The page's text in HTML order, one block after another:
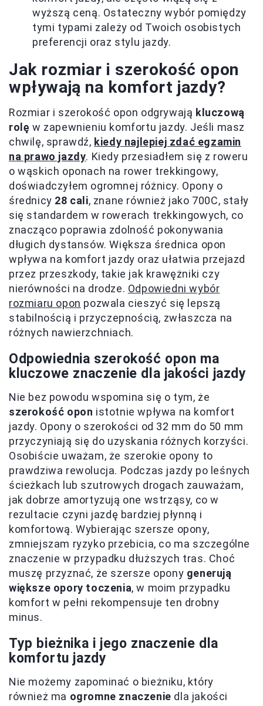
wyższą ceną. Ostateczny wybór pomiędzy
tymi typami zależy od Twoich osobistych
preferencji oraz stylu jazdy.
Jak rozmiar i szerokość opon
wpływają na komfort jazdy?
Rozmiar i szerokość opon odgrywają kluczową
rolę w zapewnieniu komfortu jazdy. Jeśli masz
chwilę, sprawdź, kiedy najlepiej zdać egzamin
na prawo jazdy. Kiedy przesiadłem się z roweru
o wąskich oponach na rower trekkingowy,
doświadczyłem ogromnej różnicy. Opony o
średnicy 28 cali, znane również jako 700C, stały
się standardem w rowerach trekkingowych, co
znacząco poprawia zdolność pokonywania
długich dystansów. Większa średnica opon
wpływa na komfort jazdy oraz ułatwia przejazd
przez przeszkody, takie jak krawężniki czy
nierówności na drodze. Odpowiedni wybór
rozmiaru opon pozwala cieszyć się lepszą
stabilnością i przyczepnością, zwłaszcza na
różnych nawierzchniach.
Odpowiednia szerokość opon ma
kluczowe znaczenie dla jakości jazdy
Nie bez powodu wspomina się o tym, że
szerokość opon istotnie wpływa na komfort
jazdy. Opony o szerokości od 32 mm do 50 mm
przyczyniają się do uzyskania różnych korzyści.
Osobiście uważam, że szerokie opony to
prawdziwa rewolucja. Podczas jazdy po leśnych
ścieżkach lub szutrowych drogach zauważam,
jak dobrze amortyzują one wstrząsy, co w
rezultacie czyni jazdę bardziej płynną i
komfortową. Wybierając szersze opony,
zmniejszam ryzyko przebicia, co ma szczególne
znaczenie w przypadku dłuższych tras. Choć
muszę przyznać, że szersze opony generują
większe opory toczenia, w moim przypadku
komfort w pełni rekompensuje ten drobny
minus.
Typ bieżnika i jego znaczenie dla
komfortu jazdy
Nie możemy zapominać o bieżniku, który
również ma ogromne znaczenie dla jakości